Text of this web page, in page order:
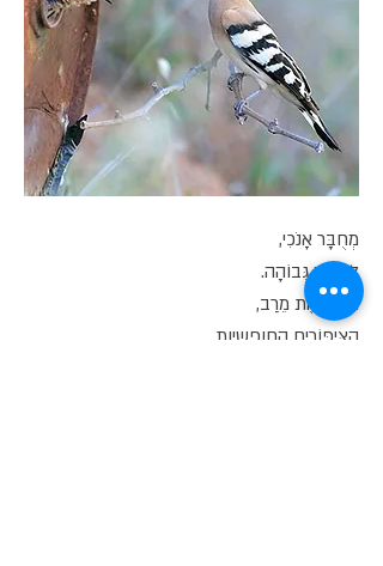
מְחֻבָּר אָנֹכִי,
לְשִׁירָה גְּבוֹהָה.
אוֹהֵב אֶת מֵרַב,
הַצִּיפּוֹרִים החופשיות.